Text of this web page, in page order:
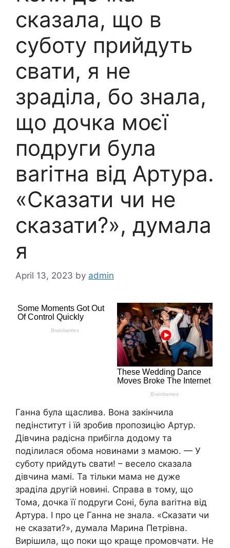
сказала, що в
суботу прийдуть
свати, я не
зраділа, бо знала,
що дочка моєї
подруги була
ваrітна від Артура.
«Сказати чи не
сказати?», думала
я
April 13, 2023 by admin
Ганна була щаслива. Вона закінчила
педінститут і їй зробив пропозицію Артур.
Дівчина радісна прибігла додому та
поділилася обома новинами з мамою. — У
суботу прийдуть свати! – весело сказала
дівчина мамі. Та тільки мама не дуже
зраділа другій новині. Справа в тому, що
Тома, дочка її подруги Соні, була ваrітна від
Артура. І про це Ганна не знала. «Сказати чи
не сказати?», думала Марина Петрівна.
Вирішила, що поки що краще промовчати. Не